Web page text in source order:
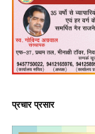
प्रचार प्रसार